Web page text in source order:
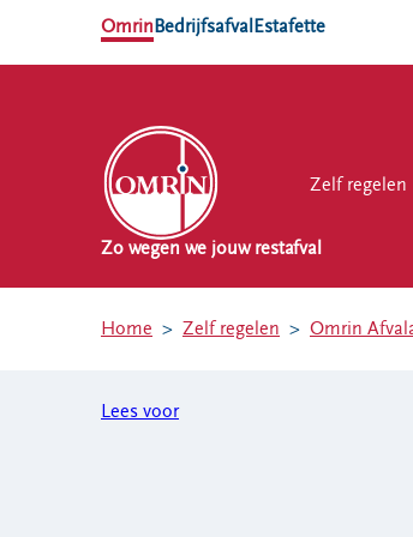
OmrinBedrijfsafval Estafette
Zelf regelen
Zelf regelen Ons
Afvalkalender
Zo wegen we jouw restafval
Home Zelf regelen Omrin
Lees voor